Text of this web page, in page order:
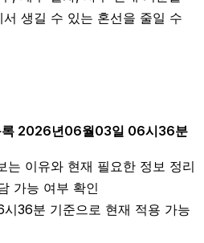
생길 수 있는 혼선을 줄일 수
록 2026년06월03일 06시36분
는 이유와 현재 필요한 정보 정리
가능 여부 확인
36분 기준으로 현재 적용 가능